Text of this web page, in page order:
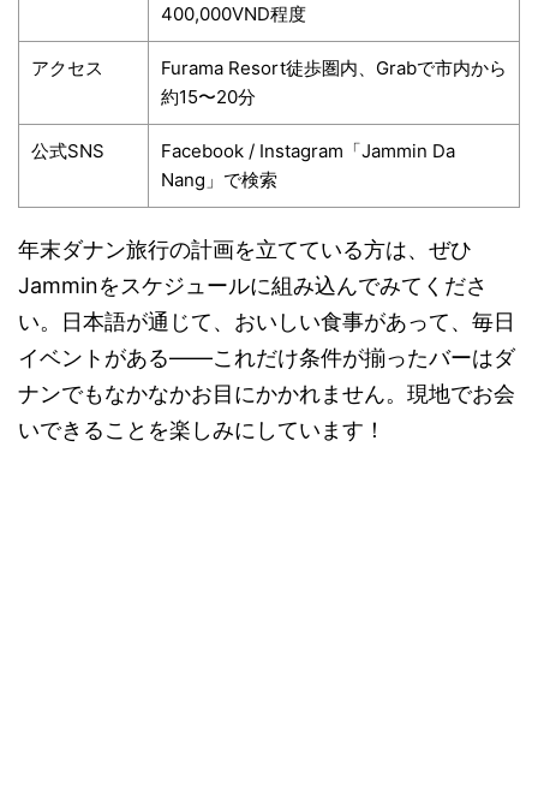
400,000VND程度
アクセス
Furama Resort徒歩圏内、Grabで市内から
約15〜20分
公式SNS
Facebook / Instagram「Jammin Da
Nang」で検索
年末ダナン旅行の計画を立てている方は、ぜひ
Jamminをスケジュールに組み込んでみてくださ
い。日本語が通じて、おいしい食事があって、毎日
イベントがある——これだけ条件が揃ったバーはダ
ナンでもなかなかお目にかかれません。現地でお会
いできることを楽しみにしています！